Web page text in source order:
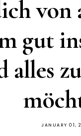
von
gut
alles
JANUARY 01,